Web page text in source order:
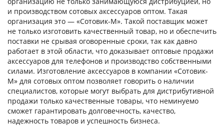
и производством сотовых аксессуаров оптом. Такая
организация это — «Сотовик-М». Такой поставщик может
не только изготовить качественный товар, но и обеспечить
поставки не срывая оговоренные сроки, так как давно
работает в этой области, что доказывает оптовые продажи
аксессуаров для телефонов и производство собственными
силами. Изготовление аксессуаров в компании «Сотовик-
М» для сотовых оптом позволяет говорить о наличии
специалистов, которые могут выбрать для дистрибутивной
продажи только качественные товары, что неминуемо
сможет гарантировать долговечность, качество,
надежность товаров и успешность бизнеса.